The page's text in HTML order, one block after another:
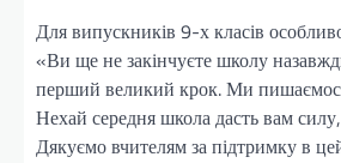
Для випускників 9-х класів
«Ви ще не закінчуєте школу
перший великий крок. Ми
Нехай середня школа дасть вам
Дякуємо вчителям за підтримку в